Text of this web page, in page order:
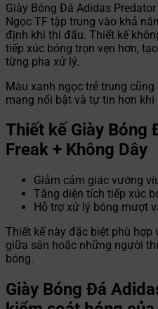
Giày Bóng Đá Adidas
Ngọc TF tập trung vào khả
định khi thi đấu. Thiết kế
tiếp xúc bóng trọn vẹn hơn,
từng pha xử lý.
Màu xanh ngọc trẻ trung
mang nổi bật và tự tin hơn khi
Thiết kế Giày Bóng
Freak + Không Dây
Giảm cảm giác vướng
Tăng diện tích tiếp xúc
Hỗ trợ xử lý bóng mượt
Thiết kế này đặc biệt phù
giữa sân hoặc những người
bóng.
Giày Bóng Đá